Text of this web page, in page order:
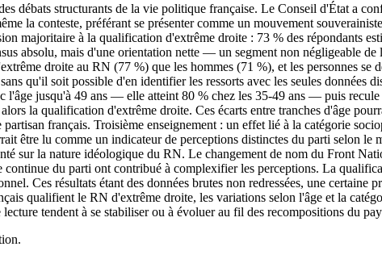
débats structurants de la vie politique française. Le Conseil d'État a
la conteste, préférant se présenter comme un mouvement
majoritaire à la qualification d'extrême droite : 73 % des répondants
absolu, mais d'une orientation nette — un segment non négligeable
droite au RN (77 %) que les hommes (71 %), et les personnes
qu'il soit possible d'en identifier les ressorts avec les seules données
jusqu'à 49 ans — elle atteint 80 % chez les 35-49 ans — puis
la qualification d'extrême droite. Ces écarts entre tranches d'âge
français. Troisième enseignement : un effet lié à la catégorie
être lu comme un indicateur de perceptions distinctes du parti selon le
sur la nature idéologique du RN. Le changement de nom du Front
du parti ont contribué à complexifier les perceptions. La
Ces résultats étant des données brutes non redressées, une certaine
qualifient le RN d'extrême droite, les variations selon l'âge et la
tendent à se stabiliser ou à évoluer au fil des recompositions du